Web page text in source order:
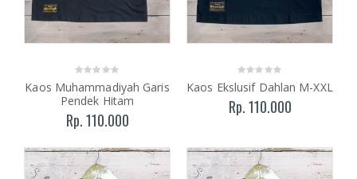
Kaos Muhammadiyah Garis
Pendek Hitam
Rp. 110.000
Kaos Ekslusif Dahlan M-XXL
Rp. 110.000